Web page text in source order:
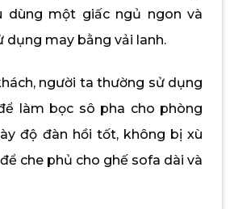
dùng một giấc ngủ ngon và
dụng may bằng vải lanh.
người ta thường sử dụng
làm bọc sô pha cho phòng
độ đàn hồi tốt, không bị xù
che phủ cho ghế sofa dài và